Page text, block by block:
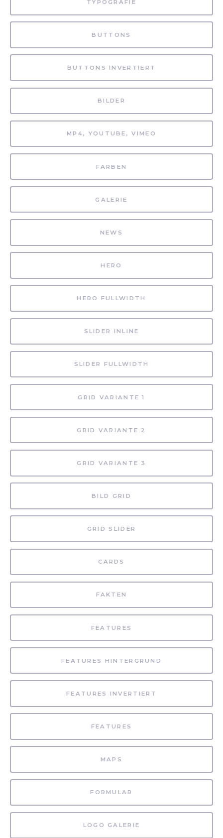
TYPOGRAFIE
BUTTONS
BUTTONS INVERTIERT
BILDER
MP4, YOUTUBE, VIMEO
FARBEN
GALERIE
NEWS
HERO
HERO FULLWIDTH
SLIDER INLINE
SLIDER FULLWIDTH
GRID VARIANTE 1
GRID VARIANTE 2
GRID VARIANTE 3
BILD GRID
GRID SLIDER
CARDS
FAKTEN
FEATURES
FEATURES HINTERGRUND
FEATURES INVERTIERT
FEATURES
MAPS
FORMULAR
LOGO GALERIE